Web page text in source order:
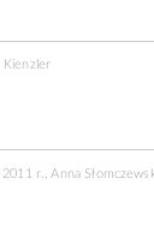
Kienzler
r., Anna